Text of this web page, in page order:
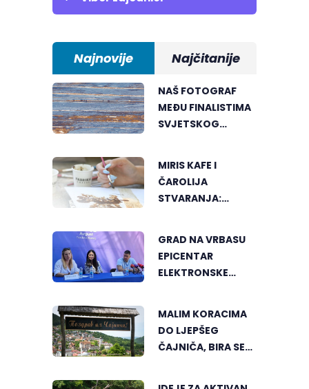
Najnovije Najčitanije
NAŠ FOTOGRAF
MEĐU FINALISTIMA
SVJETSKOG
FESTIVALA U
MONGOLIJI
MIRIS KAFE I
ČAROLIJA
STVARANJA:
BANJALUCI
GRAD NA VRBASU
EPICENTAR
ELEKTRONSKE
MALIM KORACIMA
DO LJEPŠEG
ČAJNIČA, BIRA SE